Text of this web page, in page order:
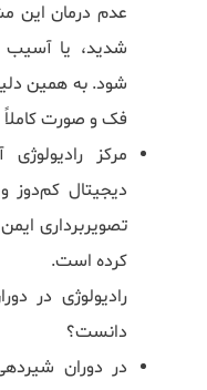
عدم درمان این
شدید، یا آسیب
شود. به همین
فک و صورت
مرکز
دیجیتال کم‌دوز
تصویربرداری
کرده است.
رادیولوژی در
دانست؟
در دوران